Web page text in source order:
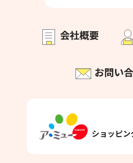
会社概要
お問い
ショッピ